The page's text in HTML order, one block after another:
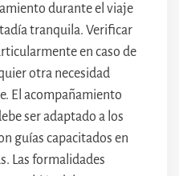
durante el viaje
tranquila. Verificar
en caso de
otra necesidad
El acompañamiento
ser adaptado a los
guías capacitados en
Las formalidades